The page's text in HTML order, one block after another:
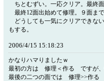
ちとむずい。一応クリア。最終
最終12面出始めて修理。９面まで
どうしても一気にクリアできな
もする。
2006/4/15 15:18:23
かなりハマりましたｗ
最初の方は 修理＜作る ですが
最後の二つの面では 修理>>作る